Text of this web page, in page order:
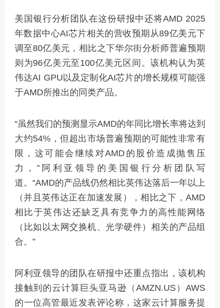
美国银行分析团队在这份研报中还将AMD 2025
年数据中心AI芯片相关的营收预期从89亿美元下
调至80亿美元，相比之下华尔街分析师普遍预期
则为96亿美元至100亿美元区间。该机构认为英
伟达AI GPU以及定制化AI芯片的增长规模可能强
于AMD所推出的同类产品。
“虽然我们的预测显示AMD的年同比增长率将达到
大约54%，但超出市场普遍预期的可能性非常有
限，这可能会继续对AMD的股价造成抛售压
力，”阿利亚领导的美国银行分析团队写
道。“AMD的产品线仍然相比英伟达落后一年以上
（并且英伟达正在加速发展），相比之下，AMD
相比于英伟达还缺乏具有竞争力的高性能网络
（比如以太网交换机、光学硬件）相关的产品组
合。”
阿利亚领导的团队在研报中还重点指出，该机构
接触到的云计算巨头亚马逊（AMZN.US）AWS
的一位高管最近发表评论称，这家云计算服务提